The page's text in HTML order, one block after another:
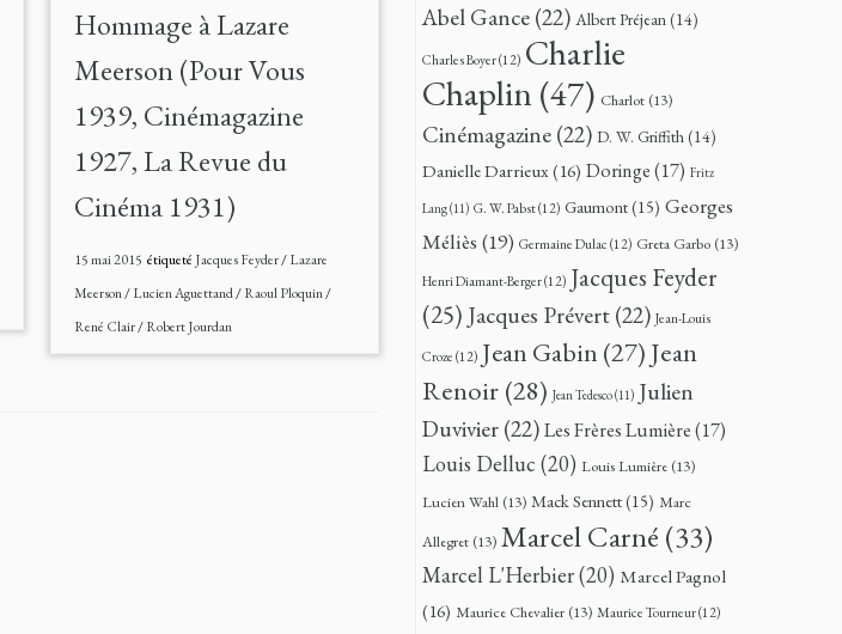
Hommage à Lazare
Meerson (Pour Vous
1939, Cinémagazine
1927, La Revue du
Cinéma 1931)
15 mai 2015 étiqueté Jacques Feyder/Lazare
Meerson/Lucien Aguettand/Raoul Ploquin/
René Clair/Robert Jourdan
Abel Gance(22) Albert Préjean(14)
Charles Boyer(12) Charlie
Chaplin(47) Charlot (13)
Cinémagazine(22) D. W. Griffith(14)
Danielle Darrieux(16) Doringe(17) Fritz
Lang(11) G. W. Pabst(12) Gaumont(15) Georges
Méliès (19) Germaine Dulac (12) Greta Garbo (13)
Henri Diamant-Berger(12) Jacques Feyder
(25) Jacques Prévert(22) Jean-Louis
Croze (12) Jean Gabin (27) Jean
Renoir (28) Jean Tedesco(11) Julien
Duvivier(22)Les Frères Lumière(17)
Louis Delluc (20) Louis Lumière (13)
Lucien Wahl (13) Mack Sennett(15) Marc
Allegret (13) Marcel Carné (33)
Marcel L'Herbier(20) Marcel Pagnol
(16) Maurice Chevalier (13) Maurice Tourneur(12)